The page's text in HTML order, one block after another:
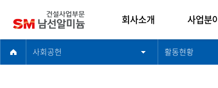
회사소개
인사말
사업분
건축사업
사회공헌 활동현황